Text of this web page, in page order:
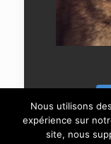
Nous utilisons
expérience sur
site, nous